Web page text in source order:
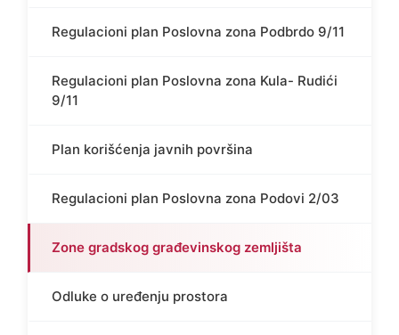
Regulacioni plan Poslovna zona Podbrdo 9/11
Regulacioni plan Poslovna zona Kula- Rudići
9/11
Plan korišćenja javnih površina
Regulacioni plan Poslovna zona Podovi 2/03
Zone gradskog građevinskog zemljišta
Odluke o uređenju prostora